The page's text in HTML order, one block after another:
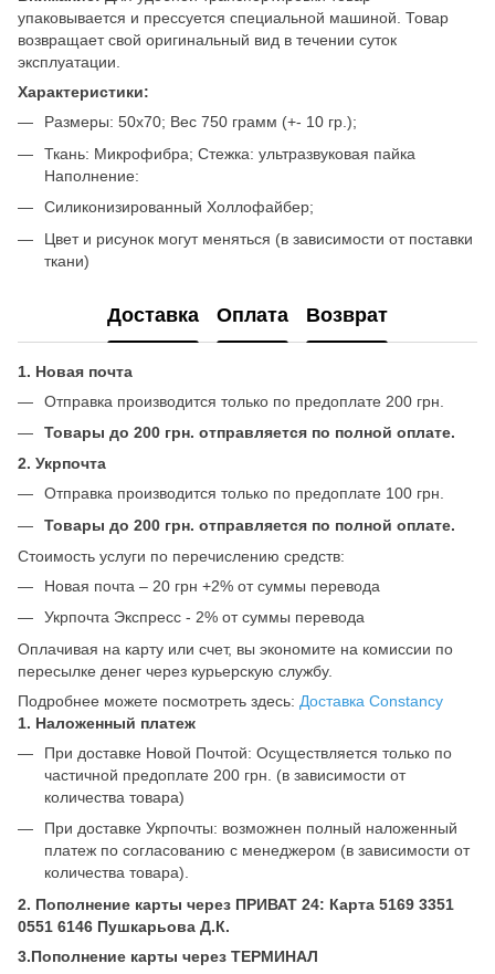
упаковывается и прессуется специальной машиной. Товар
возвращает свой оригинальный вид в течении суток
эксплуатации.
Характеристики:
Размеры: 50x70; Вес 750 грамм (+- 10 гр.);
Ткань: Микрофибра; Стежка: ультразвуковая пайка
Наполнение:
Силиконизированный Холлофайбер;
Цвет и рисунок могут меняться (в зависимости от поставки
ткани)
Доставка Оплата Возврат
1. Новая почта
Отправка производится только по предоплате 200 грн.
Товары до 200 грн. отправляется по полной оплате.
2. Укрпочта
Отправка производится только по предоплате 100 грн.
Товары до 200 грн. отправляется по полной оплате.
Стоимость услуги по перечислению средств:
Новая почта – 20 грн +2% от суммы перевода
Укрпочта Экспресс - 2% от суммы перевода
Оплачивая на карту или счет, вы экономите на комиссии по
пересылке денег через курьерскую службу.
Подробнее можете посмотреть здесь: Доставка Constancy
1. Наложенный платеж
При доставке Новой Почтой: Осуществляется только по
частичной предоплате 200 грн. (в зависимости от
количества товара)
При доставке Укрпочты: возможнен полный наложенный
платеж по согласованию с менеджером (в зависимости от
количества товара).
2. Пополнение карты через ПРИВАТ 24: Карта 5169 3351
0551 6146 Пушкарьова Д.К.
3.Пополнение карты через ТЕРМИНАЛ